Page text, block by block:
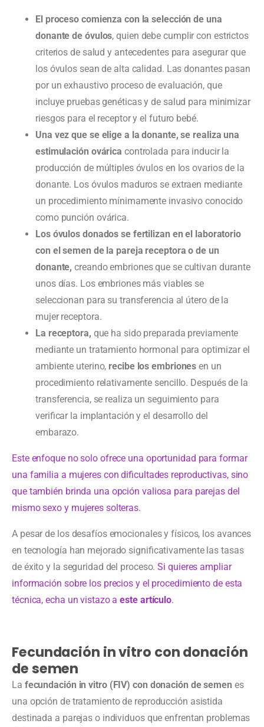
El proceso comienza con la selección de una
donante de óvulos, quien debe cumplir con estrictos
criterios de salud y antecedentes para asegurar que
los óvulos sean de alta calidad. Las donantes pasan
por un exhaustivo proceso de evaluación, que
incluye pruebas genéticas y de salud para minimizar
riesgos para el receptor y el futuro bebé.
Una vez que se elige a la donante, se realiza una
estimulación ovárica controlada para inducir la
producción de múltiples óvulos en los ovarios de la
donante. Los óvulos maduros se extraen mediante
un procedimiento mínimamente invasivo conocido
como punción ovárica.
Los óvulos donados se fertilizan en el laboratorio
con el semen de la pareja receptora o de un
donante, creando embriones que se cultivan durante
unos días. Los embriones más viables se
seleccionan para su transferencia al útero de la
mujer receptora.
La receptora, que ha sido preparada previamente
mediante un tratamiento hormonal para optimizar el
ambiente uterino, recibe los embriones en un
procedimiento relativamente sencillo. Después de la
transferencia, se realiza un seguimiento para
verificar la implantación y el desarrollo del
embarazo.
Este enfoque no solo ofrece una oportunidad para formar
una familia a mujeres con dificultades reproductivas, sino
que también brinda una opción valiosa para parejas del
mismo sexo y mujeres solteras.
A pesar de los desafíos emocionales y físicos, los avances
en tecnología han mejorado significativamente las tasas
de éxito y la seguridad del proceso.Si quieres ampliar
información sobre los precios y el procedimiento de esta
técnica, echa un vistazo aeste artículo.
Fecundación in vitro con donación
de semen
La fecundación in vitro (FIV)con donación de semen es
una opción de tratamiento de reproducción asistida
destinada a parejas o individuos que enfrentan problemas